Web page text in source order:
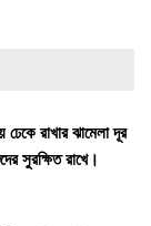
রাখার ঝামেলা দূর
সুরক্ষিত রাখে।